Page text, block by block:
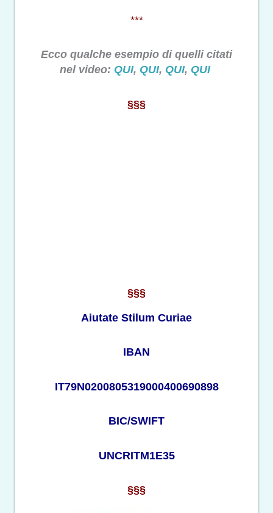
***
Ecco qualche esempio di quelli citati
nel video: QUI, QUI, QUI, QUI
§§§
§§§
Aiutate Stilum Curiae
IBAN
IT79N0200805319000400690898
BIC/SWIFT
UNCRITM1E35
§§§